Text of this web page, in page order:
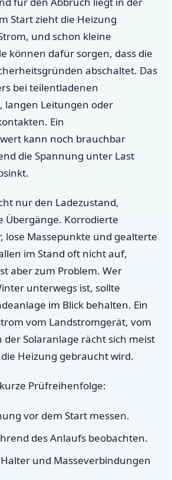
Start zieht die Heizung
und schon kleine
können dafür sorgen, dass die
abschaltet. Das
bei teilentladenen
langen Leitungen oder
Ein
kann noch brauchbar
die Spannung unter Last
nur den Ladezustand,
Übergänge. Korrodierte
lose Massepunkte und gealterte
im Stand oft nicht auf,
aber zum Problem. Wer
unterwegs ist, sollte
im Blick behalten. Ein
vom Landstromgerät, vom
der Solaranlage rächt sich meist
Heizung gebraucht wird.
Prüfreihenfolge:
vor dem Start messen.
des Anlaufs beobachten.
und Masseverbindungen